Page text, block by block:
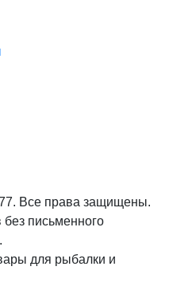
Все права защищены.
письменного
для рыбалки и